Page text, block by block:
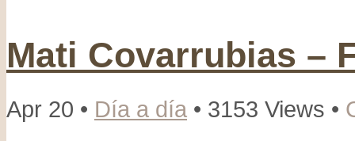
Mati Covarrubias –
Apr 20 • Día a día • 3153 Views •